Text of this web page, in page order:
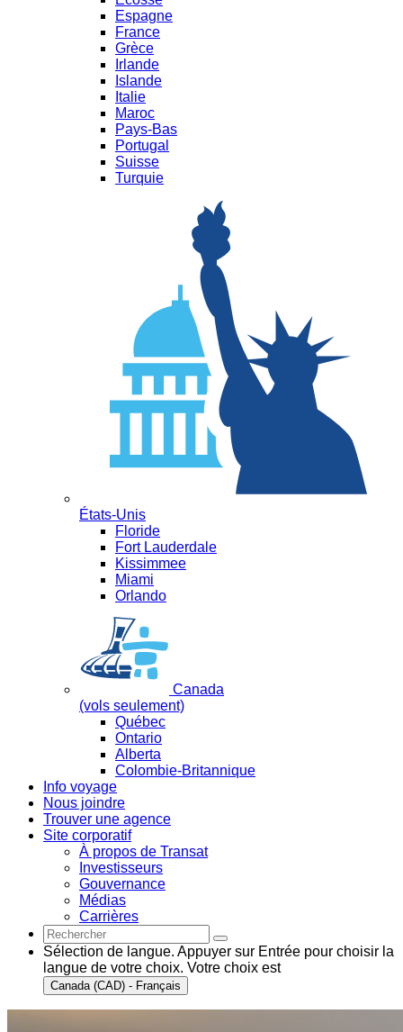
Espagne
France
Grèce
Irlande
Islande
Italie
Maroc
Pays-Bas
Portugal
Suisse
Turquie
États-Unis
Floride
Fort Lauderdale
Kissimmee
Miami
Orlando
Canada
(vols seulement)
Québec
Ontario
Alberta
Colombie-Britannique
Info voyage
Nous joindre
Trouver une agence
Site corporatif
À propos de Transat
Investisseurs
Gouvernance
Médias
Carrières
Sélection de langue. Appuyer sur Entrée pour choisir la
langue de votre choix. Votre choix est
Canada (CAD) - Français